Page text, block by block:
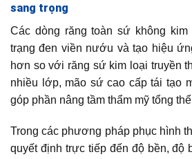
sang trọng
Các dòng răng toàn sứ không
trạng đen viền nướu và tạo hiệu
hơn so với răng sứ kim loại truyền
nhiều lớp, mão sứ cao cấp tái tạo
góp phần nâng tầm thẩm mỹ tổng
Trong các phương pháp phục hình
quyết định trực tiếp đến độ bền, độ